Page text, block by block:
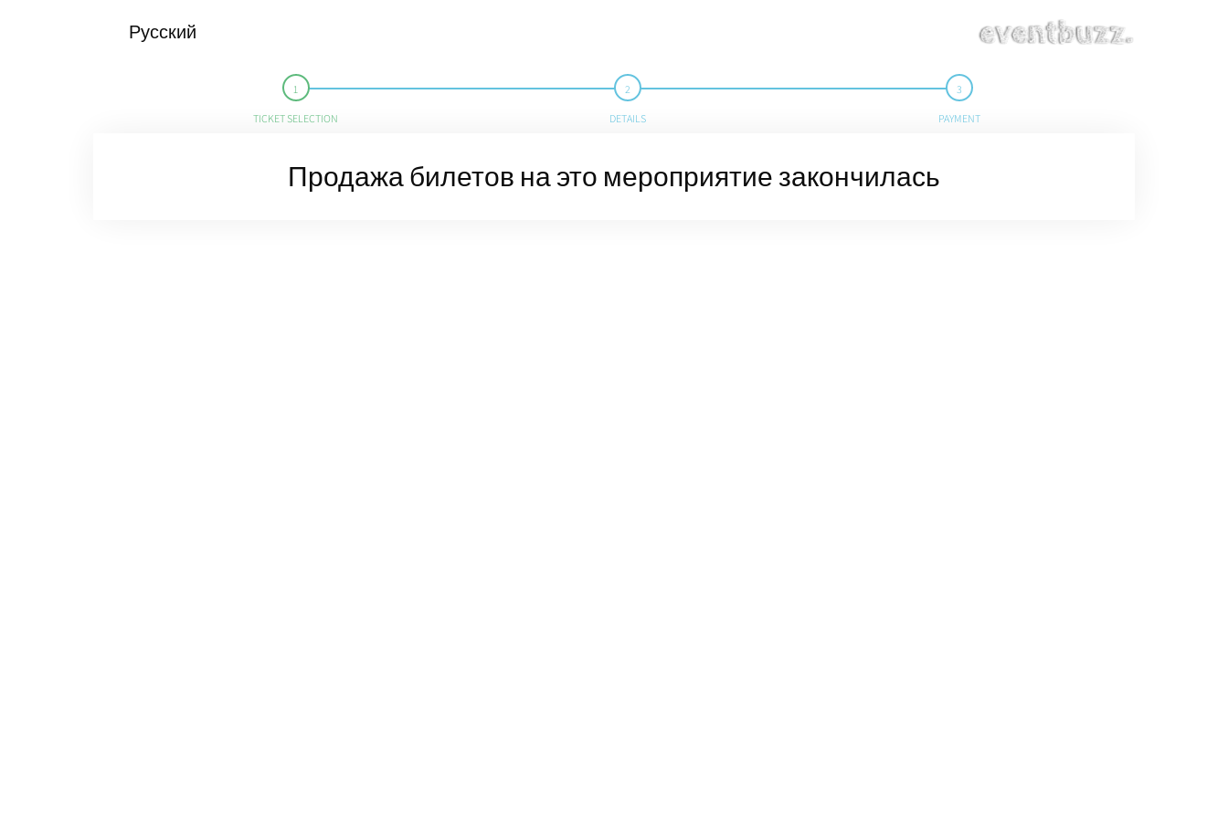
Русский
TICKET SELECTION DETAILS PAYMENT
Продажа билетов на это мероприятие закончилась